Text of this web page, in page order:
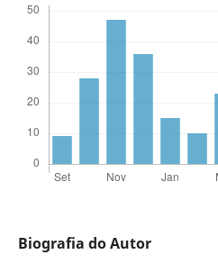
Biografia do Autor